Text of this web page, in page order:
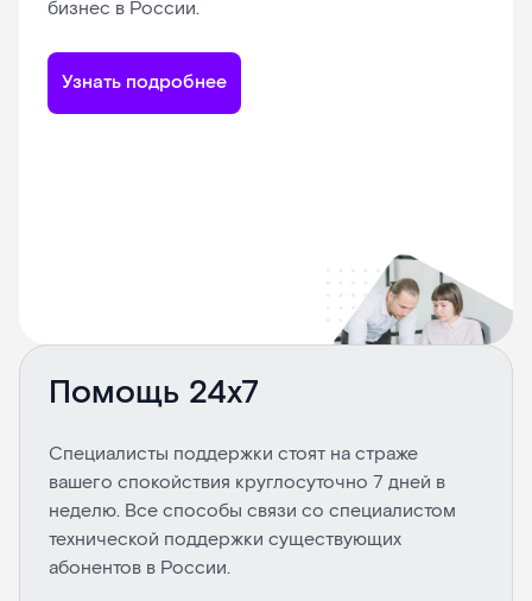
бизнес в России.
Узнать подробнее
Помощь 24х7
Специалисты поддержки стоят на страже
вашего спокойствия круглосуточно 7 дней в
неделю. Все способы связи со специалистом
технической поддержки существующих
абонентов в России.